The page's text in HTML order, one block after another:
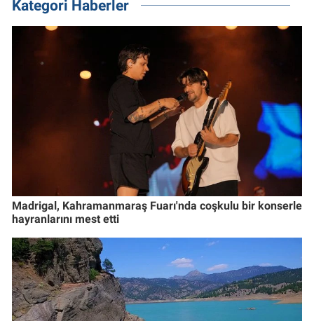
Kategori Haberler
Madrigal, Kahramanmaraş Fuarı'nda coşkulu bir konserle
hayranlarını mest etti